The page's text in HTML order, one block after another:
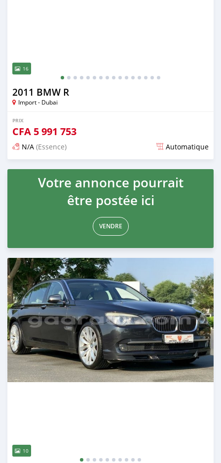
16
2011 BMW R
Import - Dubai
PRIX
CFA 5 991 753
N/A (Essence) Automatique
Publié il y a presque 6 ans
Votre annonce pourrait
être postée ici
VENDRE
10